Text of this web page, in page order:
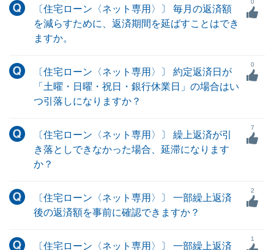
〔住宅ローン〈ネット専用〉〕 毎月の返済額
を減らすために、返済期間を延ばすことはでき
ますか。
0
〔住宅ローン〈ネット専用〉〕 約定返済日が
「土曜・日曜・祝日・銀行休業日」の場合はい
つ引落しになりますか？
0
〔住宅ローン〈ネット専用〉〕 繰上返済が引
き落としできなかった場合、延滞になります
か？
7
〔住宅ローン〈ネット専用〉〕 一部繰上返済
後の返済額を事前に確認できますか？
2
〔住宅ローン〈ネット専用〉〕 一部繰上返済
1